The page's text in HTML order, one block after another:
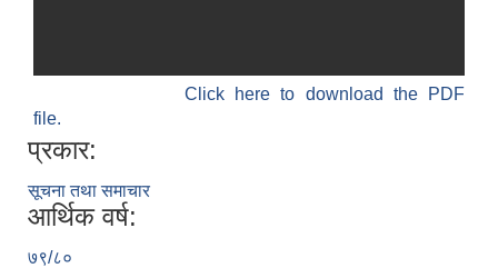
Click here to download the PDF
file.
प्रकार:
सूचना तथा समाचार
आर्थिक वर्ष:
७९/८०